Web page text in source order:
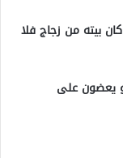
بيته من زجاج فلا
يعضون على